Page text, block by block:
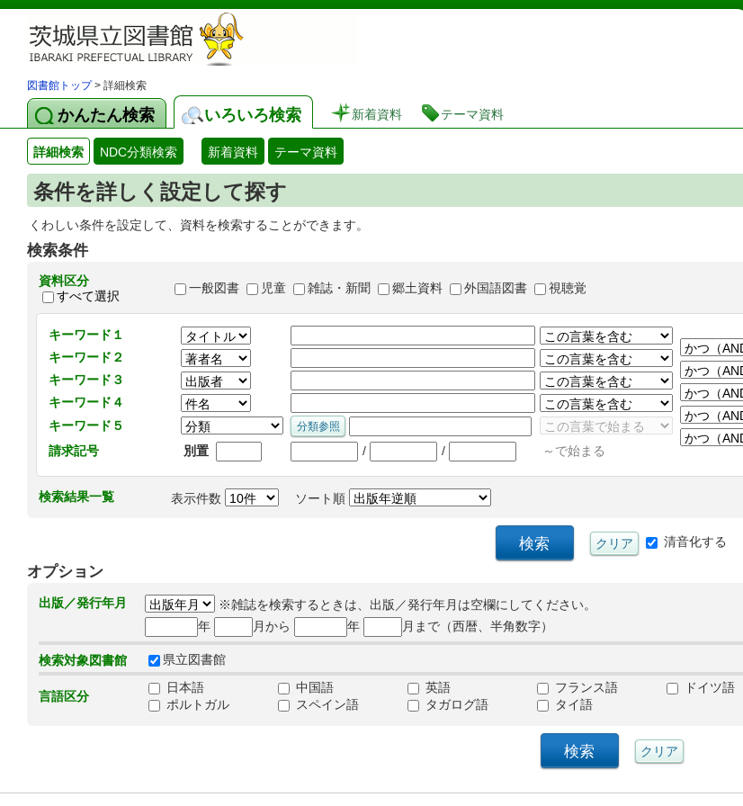
茨城県立図書館 蔵書検索・予約システム
図書館トップ> 詳細検索
かんたん検索 いろいろ検索 新着資料 テーマ資料
詳細検索 NDC分類検索 新着資料 テーマ資料
条件を詳しく設定して探す
くわしい条件を設定して、資料を検索することができます。
検索条件
資料区分
すべて選択
一般図書 児童 雑誌・新聞 郷土資料 外国語図書 視聴覚
キーワード１
キーワード２
キーワード３
キーワード４
キーワード５
請求記号
別置 / / ～で始まる
検索結果一覧 表示件数 ソート順
清音化する
オプション
出版／発行年月
※雑誌を検索するときは、出版／発行年月は空欄にしてください。
年
月から 年 月まで（西暦、半角数字）
検索対象図書館 県立図書館
言語区分
日本語 中国語 英語 フランス語 ドイツ語
ポルトガル
スペイン語 タガログ語 タイ語